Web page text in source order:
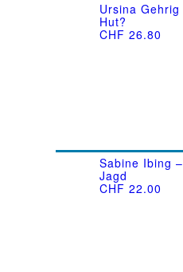
Ursina
Hut?
CHF 26.80
Sabine Ibing
Jagd
CHF 22.00